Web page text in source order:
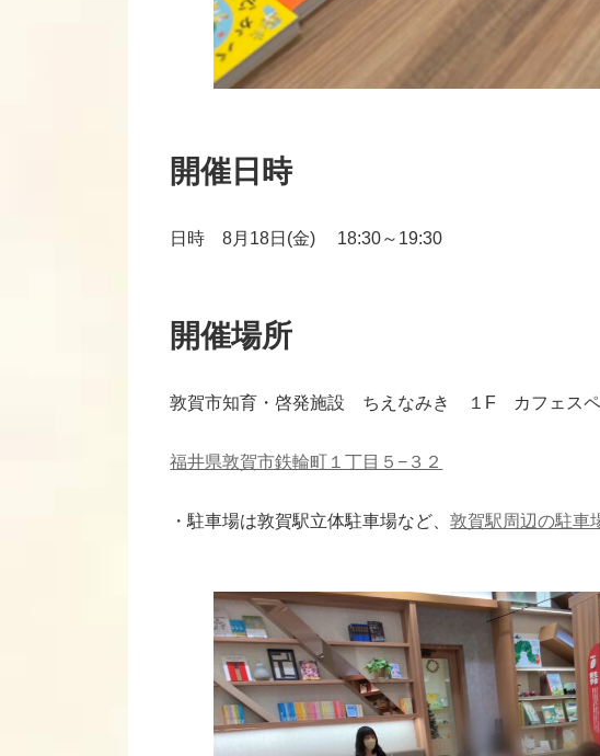
開催日時
日時 8月18日(金) 18:30～19:30
開催場所
敦賀市知育・啓発施設 ちえなみき １F カフェスペ
福井県敦賀市鉄輪町１丁目５−３２
・駐車場は敦賀駅立体駐車場など、敦賀駅周辺の駐車